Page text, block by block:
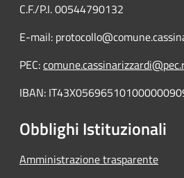
C.F./P.I. 00544790132
E-mail:
PEC:
IBAN:
Obblighi Istituzionali
Amministrazione trasparente